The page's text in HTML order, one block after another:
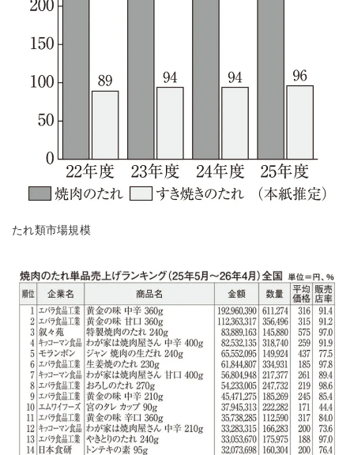
たれ類市場規模